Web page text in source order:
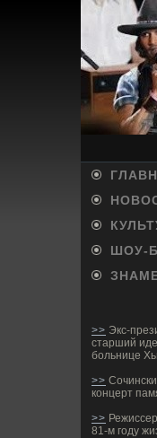
ШОУ-
>> Экс-
старший
больнице
>>
концерт
>>
81-м году